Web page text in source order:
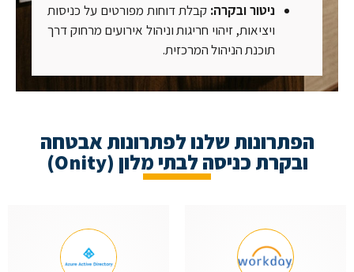
ניטור ובקרה: קבלת דוחות מפורטים על כניסות
ויציאות, זיהוי חריגות וניהול אירועים מרחוק דרך
תוכנת הניהול המרכזית.
הפתרונות שלנו לפתרונות אבטחה
ובקרת כניסה לבתי מלון (Onity)